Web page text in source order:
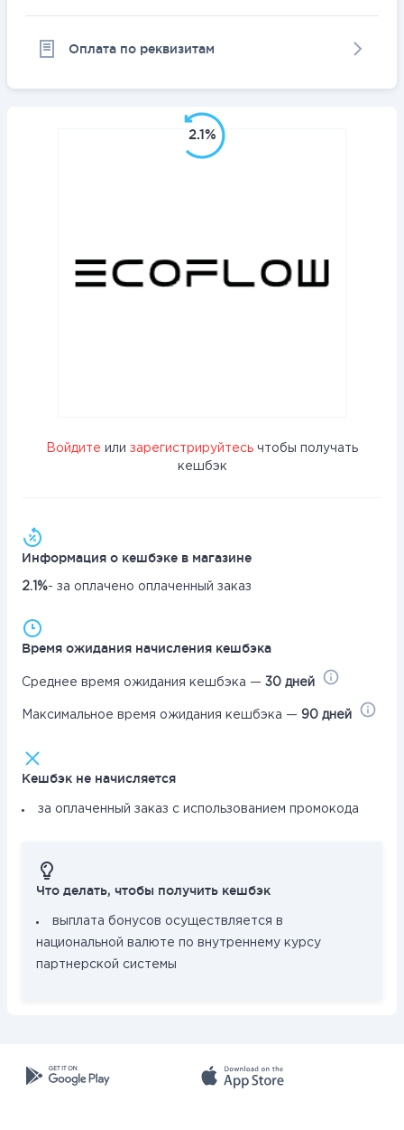
Оплата по реквизитам
2.1%
Войдите или зарегистрируйтесь чтобы получать
кешбэк
Информация о кешбэке в магазине
2.1%- за оплачено оплаченный заказ
Время ожидания начисления кешбэка
Среднее время ожидания кешбэка — 30 дней
Максимальное время ожидания кешбэка — 90 дней
Кешбэк не начисляется
за оплаченный заказ с использованием промокода
Что делать, чтобы получить кешбэк
выплата бонусов осуществляется в
национальной валюте по внутреннему курсу
партнерской системы